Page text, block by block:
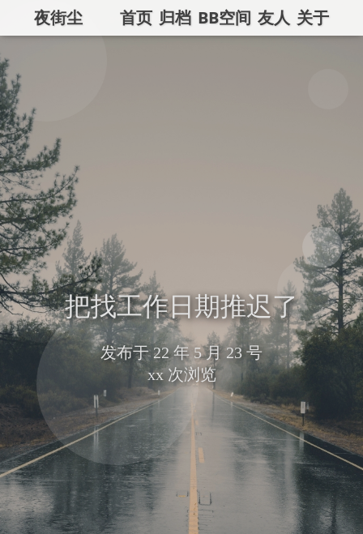
夜街尘 首页 归档 BB空间 友人 关于
把找工作日期推迟了
发布于22 年 5 月 23 号
xx次浏览